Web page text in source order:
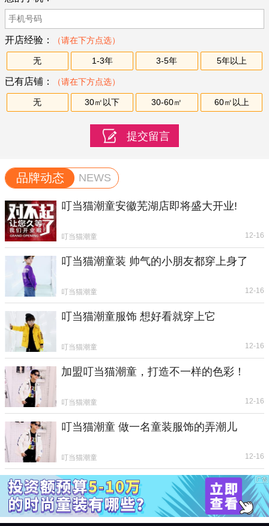
开店经验： （请在下方点选）
无 1-3年 3-5年 5年以上
已有店铺： （请在下方点选）
无 30㎡以下 30-60㎡ 60㎡以上
品牌动态 NEWS
叮当猫潮童安徽芜湖店即将盛大开业!
叮当猫潮童 12-16
叮当猫潮童装 帅气的小朋友都穿上身了
叮当猫潮童 12-16
叮当猫潮童服饰 想好看就穿上它
叮当猫潮童 12-16
加盟叮当猫潮童，打造不一样的色彩！
叮当猫潮童 12-16
叮当猫潮童 做一名童装服饰的弄潮儿
叮当猫潮童 12-16